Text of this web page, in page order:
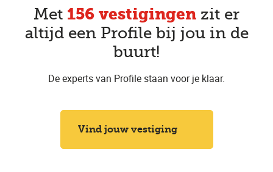
Met 156 vestigingen zit er
altijd een Profile bij jou in de
buurt!
De experts van Profile staan voor je klaar.
Vind jouw vestiging